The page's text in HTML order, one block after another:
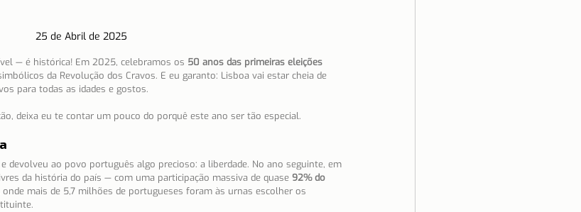
25 de Abril de 2025
— é histórica! Em 2025, celebramos os 50 anos das primeiras eleições
da Revolução dos Cravos. E eu garanto: Lisboa vai estar cheia de
para todas as idades e gostos.
deixa eu te contar um pouco do porquê este ano ser tão especial.
devolveu ao povo português algo precioso: a liberdade. No ano seguinte, em
da história do país — com uma participação massiva de quase 92% do
mais de 5,7 milhões de portugueses foram às urnas escolher os